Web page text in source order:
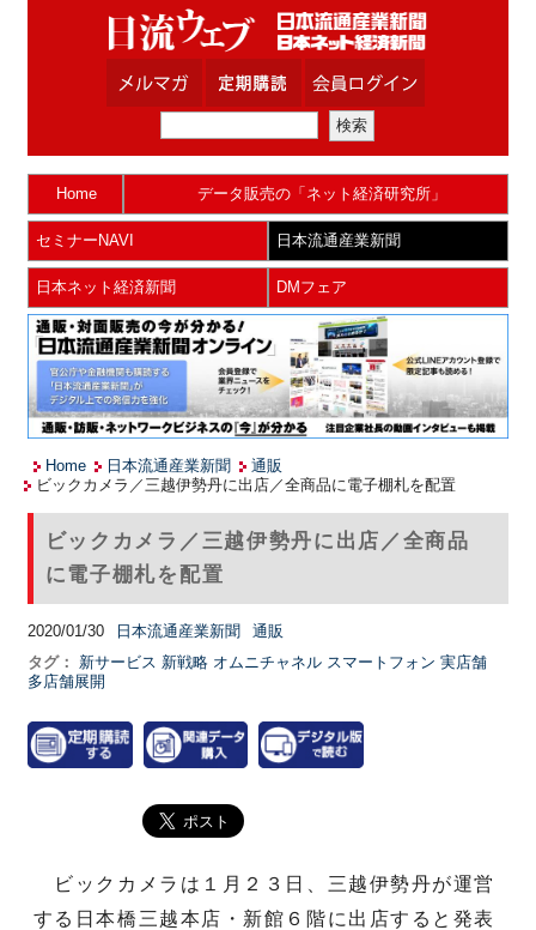
Home データ販売の「ネット経済研究所」
セミナーNAVI 日本流通産業新聞
日本ネット経済新聞 DMフェア
Home 日本流通産業新聞
通販
ビックカメラ／三越伊勢丹に出店／全商品に電子棚札を配置
ビックカメラ／三越伊勢丹に出店／全商品
に電子棚札を配置
2020/01/30 日本流通産業新聞
通販
タグ：
新サービス 新戦略 オムニチャネル スマートフォン 実店舗
多店舗展開
ビックカメラは１月２３日、三越伊勢丹が運営
する日本橋三越本店・新館６階に出店すると発表